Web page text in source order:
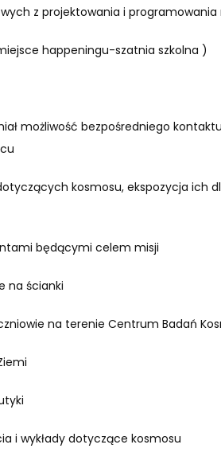
z projektowania i
happeningu-szatnia szkolna )
możliwość bezpośredniego
kosmosu, ekspozycja ich
będącymi celem misji
na ścianki
na terenie Centrum Badań
i wykłady dotyczące kosmosu